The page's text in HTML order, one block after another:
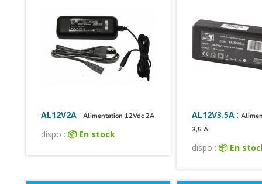
AL12V2A :Alimentation 12Vdc 2A
dispo : 📦 En stock
AL12V3.5A :
3,5 A
dispo : 📦 En